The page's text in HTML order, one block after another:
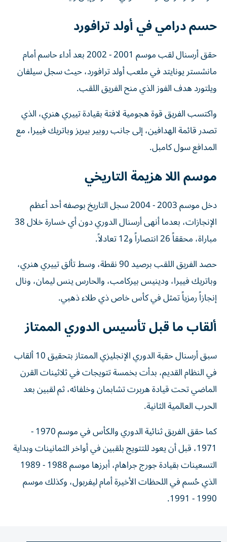
حسم درامي في أولد ترافورد
حقق أرسنال لقب موسم 2001 - 2002 بعد أداء حاسم أمام
مانشستر يونايتد في ملعب أولد ترافورد، حيث سجل سيلفان
ويلتورد هدف الفوز الذي منح الفريق اللقب.
واكتسب الفريق قوة هجومية لافتة بقيادة تييري هنري، الذي
تصدر قائمة الهدافين، إلى جانب روبير بيريز وباتريك فييرا، مع
المدافع سول كامبل.
موسم اللا هزيمة التاريخي
دخل موسم 2003 - 2004 سجل التاريخ بوصفه أحد أعظم
الإنجازات، بعدما أنهى أرسنال الدوري دون أي خسارة خلال 38
مباراة، محققاً 26 انتصاراً و12 تعادلاً.
حصد الفريق اللقب برصيد 90 نقطة، وسط تألق تييري هنري،
وباتريك فييرا، ودينيس بيركامب، والحارس ينس ليمان، ونال
إنجازاً رمزياً تمثل في كأس خاص ذي طلاء ذهبي.
ألقاب ما قبل تأسيس الدوري الممتاز
سبق أرسنال حقبة الدوري الإنجليزي الممتاز بتحقيق 10 ألقاب
في النظام القديم، بدأت بخمسة تتويجات في ثلاثينات القرن
الماضي تحت قيادة هربرت تشابمان وخلفائه، ثم لقبين بعد
الحرب العالمية الثانية.
كما حقق الفريق ثنائية الدوري والكأس في موسم 1970 -
1971، قبل أن يعود للتتويج بلقبين في أواخر الثمانينات وبداية
التسعينات بقيادة جورج جراهام، أبرزها موسم 1988 - 1989
الذي حُسم في اللحظات الأخيرة أمام ليفربول، وكذلك موسم
1990 - 1991.